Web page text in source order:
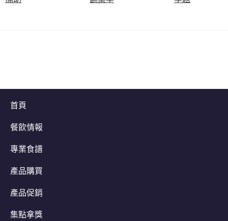
首頁
餐飲情報
專業食譜
產品購買
產品促銷
集點拿獎